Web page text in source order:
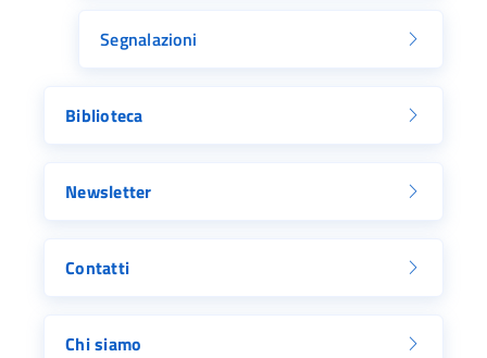
Segnalazioni
Biblioteca
Newsletter
Contatti
Chi siamo